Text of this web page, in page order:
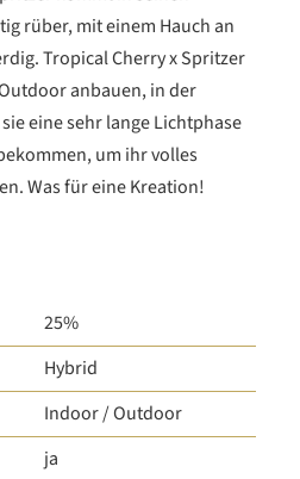
rüber, mit einem Hauch an
Tropical Cherry x Spritzer
anbauen, in der
eine sehr lange Lichtphase
um ihr volles
Was für eine Kreation!
25%
Hybrid
Indoor / Outdoor
ja